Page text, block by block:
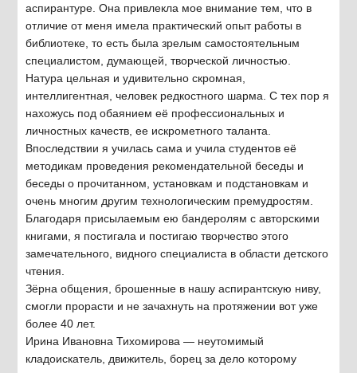
аспирантуре. Она привлекла мое внимание тем, что в
отличие от меня имела практический опыт работы в
библиотеке, то есть была зрелым самостоятельным
специалистом, думающей, творческой личностью.
Натура цельная и удивительно скромная,
интеллигентная, человек редкостного шарма. С тех пор я
нахожусь под обаянием её профессиональных и
личностных качеств, ее искрометного таланта.
Впоследствии я училась сама и учила студентов её
методикам проведения рекомендательной беседы и
беседы о прочитанном, установкам и подстановкам и
очень многим другим технологическим премудростям.
Благодаря присылаемым ею бандеролям с авторскими
книгами, я постигала и постигаю творчество этого
замечательного, видного специалиста в области детского
чтения.
Зёрна общения, брошенные в нашу аспирантскую ниву,
смогли прорасти и не зачахнуть на протяжении вот уже
более 40 лет.
Ирина Ивановна Тихомирова — неутомимый
кладоискатель, движитель, борец за дело которому